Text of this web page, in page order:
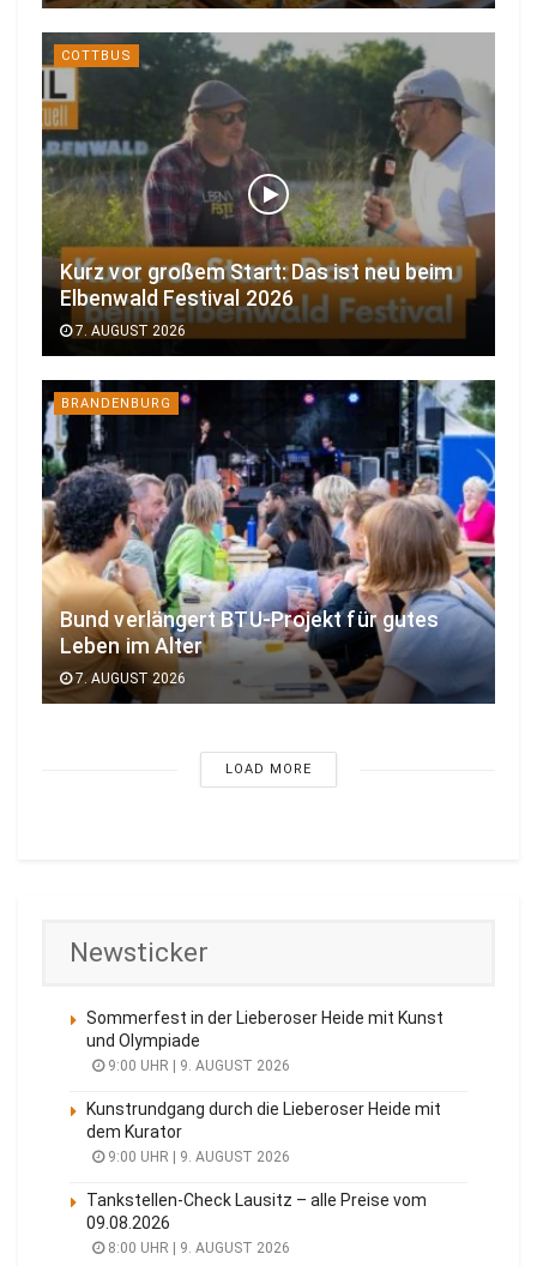
COTTBUS
Kurz vor großem Start: Das ist neu beim
Elbenwald Festival 2026
7. AUGUST 2026
BRANDENBURG
Bund verlängert BTU-Projekt für gutes
Leben im Alter
7. AUGUST 2026
LOAD MORE
Newsticker
Sommerfest in der Lieberoser Heide mit Kunst
und Olympiade
9:00 UHR | 9. AUGUST 2026
Kunstrundgang durch die Lieberoser Heide mit
dem Kurator
9:00 UHR | 9. AUGUST 2026
Tankstellen-Check Lausitz – alle Preise vom
09.08.2026
8:00 UHR | 9. AUGUST 2026